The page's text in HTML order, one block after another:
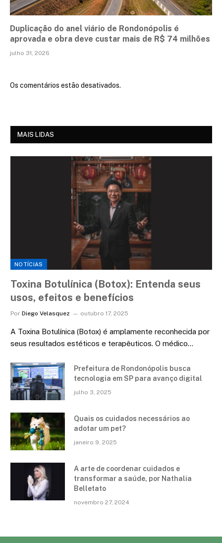
Duplicação do anel viário de Rondonópolis é
aprovada e obra deve custar mais de R$ 74 milhões
julho 31, 2026
Os comentários estão desativados.
MAIS LIDAS
NOTÍCIAS
Toxina Botulínica (Botox): Entenda seus
usos, efeitos e benefícios
Por Diego Velasquez outubro 17, 2025
A Toxina Botulínica (Botox) é amplamente reconhecida por
seus resultados estéticos e terapêuticos. O médico…
Prefeitura de Rondonópolis busca
tecnologia em SP para avanço digital
julho 3, 2025
Quais os cuidados necessários ao
adotar um pet?
janeiro 9, 2025
A arte de coordenar cuidados e
transformar a saúde, por Nathalia
Belletato
novembro 27, 2024